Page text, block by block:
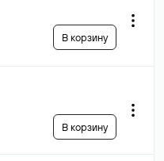
В корзину
В корзину